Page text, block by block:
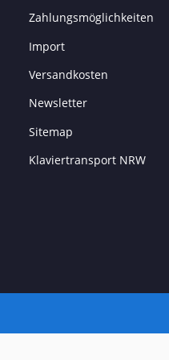
Zahlungsmöglichkeiten
Import
Versandkosten
Newsletter
Sitemap
Klaviertransport NRW